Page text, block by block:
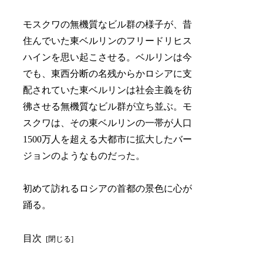
モスクワの無機質なビル群の様子が、昔
住んでいた東ベルリンのフリードリヒス
ハインを思い起こさせる。ベルリンは今
でも、東西分断の名残からかロシアに支
配されていた東ベルリンは社会主義を彷
彿させる無機質なビル群が立ち並ぶ。モ
スクワは、その東ベルリンの一帯が人口
1500万人を超える大都市に拡大したバー
ジョンのようなものだった。
初めて訪れるロシアの首都の景色に心が
踊る。
目次